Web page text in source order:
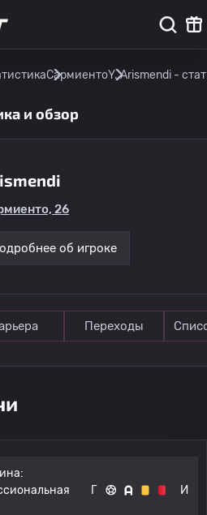
СармиентоY. Arismendi -
и обзор
26
об игроке
Переходы
Г И